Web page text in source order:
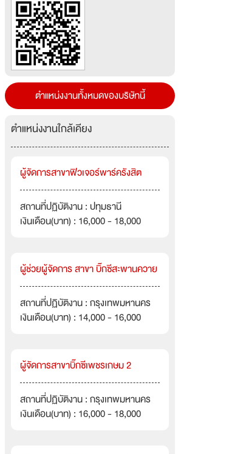
ตำแหน่งงานทั้งหมดของบริษัทนี้
ตำแหน่งงานใกล้เคียง
ผู้จัดการสาขาฟิวเจอร์พาร์ครังสิต
สถานที่ปฏิบัติงาน : ปทุมธานี
เงินเดือน(บาท) : 16,000 - 18,000
ผู้ช่วยผู้จัดการ สาขา บิ๊กซีสะพานควาย
สถานที่ปฏิบัติงาน : กรุงเทพมหานคร
เงินเดือน(บาท) : 14,000 - 16,000
ผู้จัดการสาขาบิ๊กซีเพชรเกษม 2
สถานที่ปฏิบัติงาน : กรุงเทพมหานคร
เงินเดือน(บาท) : 16,000 - 18,000